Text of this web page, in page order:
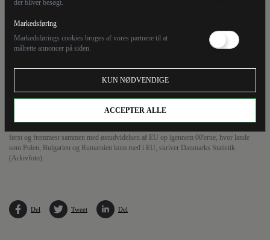
der bliver besøgt.
Markedsføring
Markedsførings cookies bruges af vores partnere til at
målrette annoncer på siden.
KUN NØDVENDIGE
ACCEPTER ALLE
først og fremmest sammen med østudvidelsen af EU op igennem 00'erne, hvor lande
som Polen, Bulgarien og Rumænien kom med i EU, skriver Danmarks Statistik.
(Arkivfoto).
Del Tweet Del